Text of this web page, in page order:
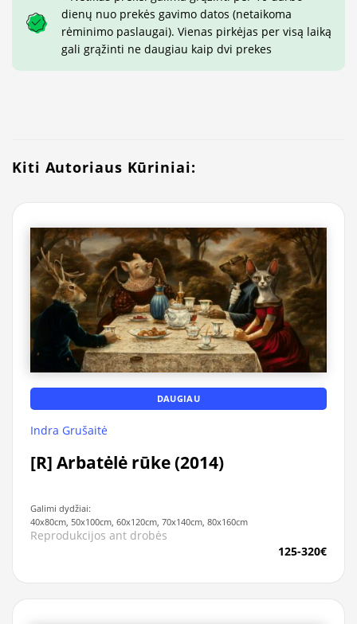
dienų nuo prekės gavimo datos (netaikoma
rėminimo paslaugai). Vienas pirkėjas per visą laiką
gali grąžinti ne daugiau kaip dvi prekes
Kiti Autoriaus Kūriniai:
DAUGIAU
Indra Grušaitė
[R] Arbatėlė rūke (2014)
Galimi dydžiai:
40x80cm, 50x100cm, 60x120cm, 70x140cm, 80x160cm
Reprodukcijos ant drobės
125-320€